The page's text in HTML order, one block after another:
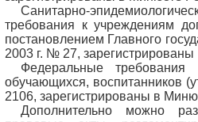
Санитарно-
требования к учреждениям
постановлением Главного
2003 г. № 27,
Федеральные
обучающихся, воспитанников
2106, зарегистрированы в
Дополнительно можно